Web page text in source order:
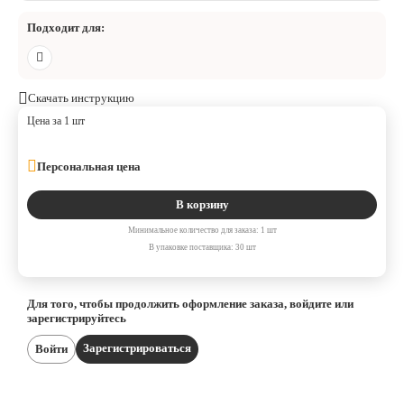
Подходит для:
Скачать инструкцию
Цена за 1 шт
Персональная цена
В корзину
Минимальное количество для заказа: 1 шт
В упаковке поставщика: 30 шт
Для того, чтобы продолжить оформление заказа, войдите или
зарегистрируйтесь
Войти Зарегистрироваться